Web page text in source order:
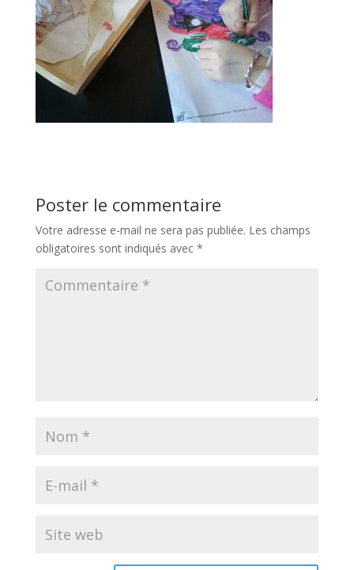
Poster le commentaire
Votre adresse e-mail ne sera pas publiée. Les champs
obligatoires sont indiqués avec *